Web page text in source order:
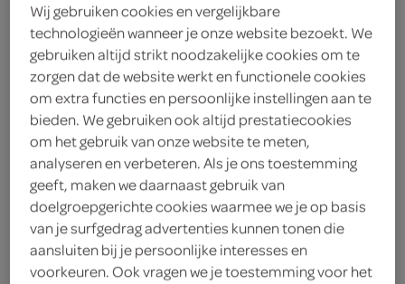
pasta bolognese
Wij gebruiken cookies en vergelijkbare
technologieën wanneer je onze website bezoekt. We
gebruiken altijd strikt noodzakelijke cookies om te
zorgen dat de website werkt en functionele cookies
om extra functies en persoonlijke instellingen aan te
bieden. We gebruiken ook altijd prestatiecookies
om het gebruik van onze website te meten,
analyseren en verbeteren. Als je ons toestemming
geeft, maken we daarnaast gebruik van
doelgroepgerichte cookies waarmee we je op basis
van je surfgedrag advertenties kunnen tonen die
aansluiten bij je persoonlijke interesses en
voorkeuren. Ook vragen we je toestemming voor het